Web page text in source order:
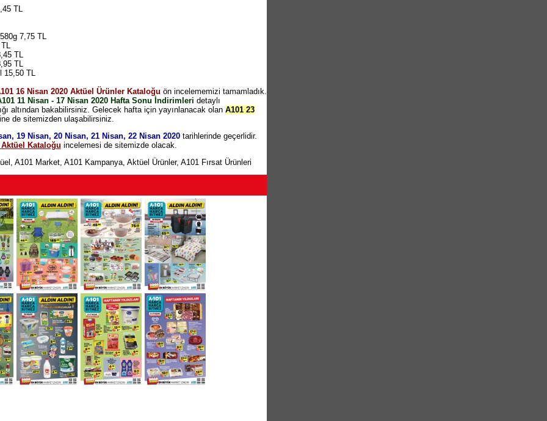
75 TL
Midi Ürünler 19,95 TL
9,95 TL
TL
74,95 TL
TL
TL
TL
TL
TL
7,75 TL
TL
TL
15,50 TL
750ml 15,50 TL
2x150ml 12,75 TL
2x125ml 14,50 TL
TL
(10 TL ve üzeri alışverişlerde geçerlidir)
Çikolata 10x33 gr 9,95 TL(10 TL ve üzeri alışverişlerde geçerlidir)
16 Nisan 2020 Aktüel Ürünler Kataloğu ön incelememizi tamamladık.
11 Nisan - 17 Nisan 2020 Hafta Sonu İndirimleri detaylı
altından bakabilirsiniz. Gelecek hafta için yayınlanacak olan A101 23
de sitemizden ulaşabilirsiniz.
19 Nisan, 20 Nisan, 21 Nisan, 22 Nisan 2020tarihlerinde geçerlidir.
Aktüel Kataloğu incelemesi de sitemizde olacak.
A101 Market, A101 Kampanya, Aktüel Ürünler, A101 Fırsat Ürünleri